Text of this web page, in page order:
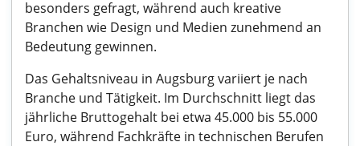
besonders gefragt, während auch kreative
Branchen wie Design und Medien zunehmend an
Bedeutung gewinnen.
Das Gehaltsniveau in Augsburg variiert je nach
Branche und Tätigkeit. Im Durchschnitt liegt das
jährliche Bruttogehalt bei etwa 45.000 bis 55.000
Euro, während Fachkräfte in technischen Berufen